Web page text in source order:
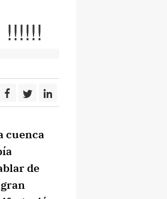
cuenca
de